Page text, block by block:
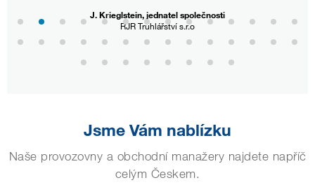
jednatel společnosti
RJR Truhlářství s.r.o
Jsme Vám nablízku
Naše provozovny a obchodní manažery najdete napříč
celým Českem.